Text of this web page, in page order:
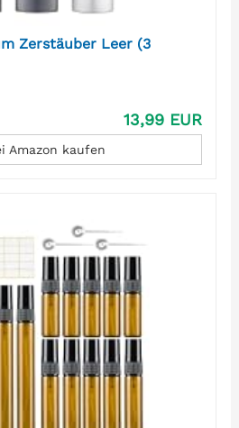
Zerstäuber Leer (3
13,99 EUR
Amazon kaufen